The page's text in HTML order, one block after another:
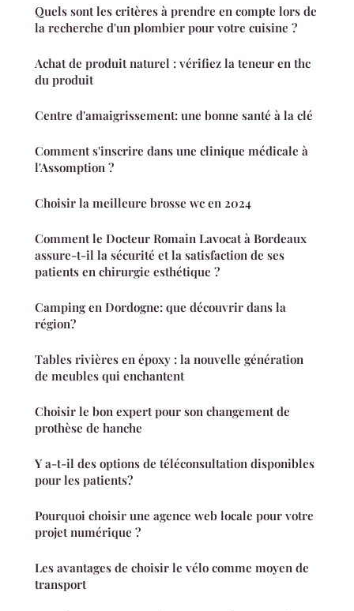
Quels sont les critères à prendre en compte lors de
la recherche d'un plombier pour votre cuisine ?
Achat de produit naturel : vérifiez la teneur en thc
du produit
Centre d'amaigrissement: une bonne santé à la clé
Comment s'inscrire dans une clinique médicale à
l'Assomption ?
Choisir la meilleure brosse wc en 2024
Comment le Docteur Romain Lavocat à Bordeaux
assure-t-il la sécurité et la satisfaction de ses
patients en chirurgie esthétique ?
Camping en Dordogne: que découvrir dans la
région?
Tables rivières en époxy : la nouvelle génération
de meubles qui enchantent
Choisir le bon expert pour son changement de
prothèse de hanche
Y a-t-il des options de téléconsultation disponibles
pour les patients?
Pourquoi choisir une agence web locale pour votre
projet numérique ?
Les avantages de choisir le vélo comme moyen de
transport